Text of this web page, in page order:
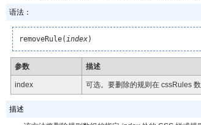
语法：
removeRule(index)
参数 描述
index 可选。要删除的规则在 cssRules
描述